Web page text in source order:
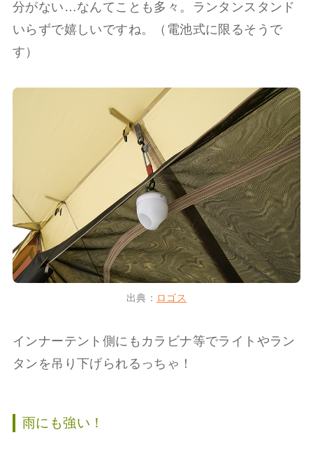
分がない…なんてことも多々。ランタンスタンド
いらずで嬉しいですね。（電池式に限るそうで
す）
出典： ロゴス
インナーテント側にもカラビナ等でライトやラン
タンを吊り下げられるっちゃ！
雨にも強い！